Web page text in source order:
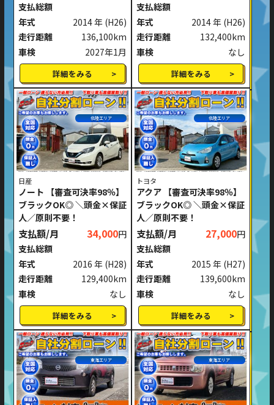
支払総額
年式
2014 年 (H26)
走行距離
136,100km
車検
2027年1月
詳細をみる
支払総額
年式
2014 年 (H26)
走行距離
132,400km
車検
なし
詳細をみる
北陸エリア
日産
ノート 【審査可決率98％】
ブラックOK◎ ＼頭金×保証
人／原則不要！
支払額/月 34,000円
支払総額
年式
2016 年 (H28)
走行距離
129,400km
車検
なし
詳細をみる
北陸エリア
トヨタ
アクア 【審査可決率98％】
ブラックOK◎ ＼頭金×保証
人／原則不要！
支払額/月 27,000円
支払総額
年式
2015 年 (H27)
走行距離
139,600km
車検
なし
詳細をみる
東海エリア 東海エリア